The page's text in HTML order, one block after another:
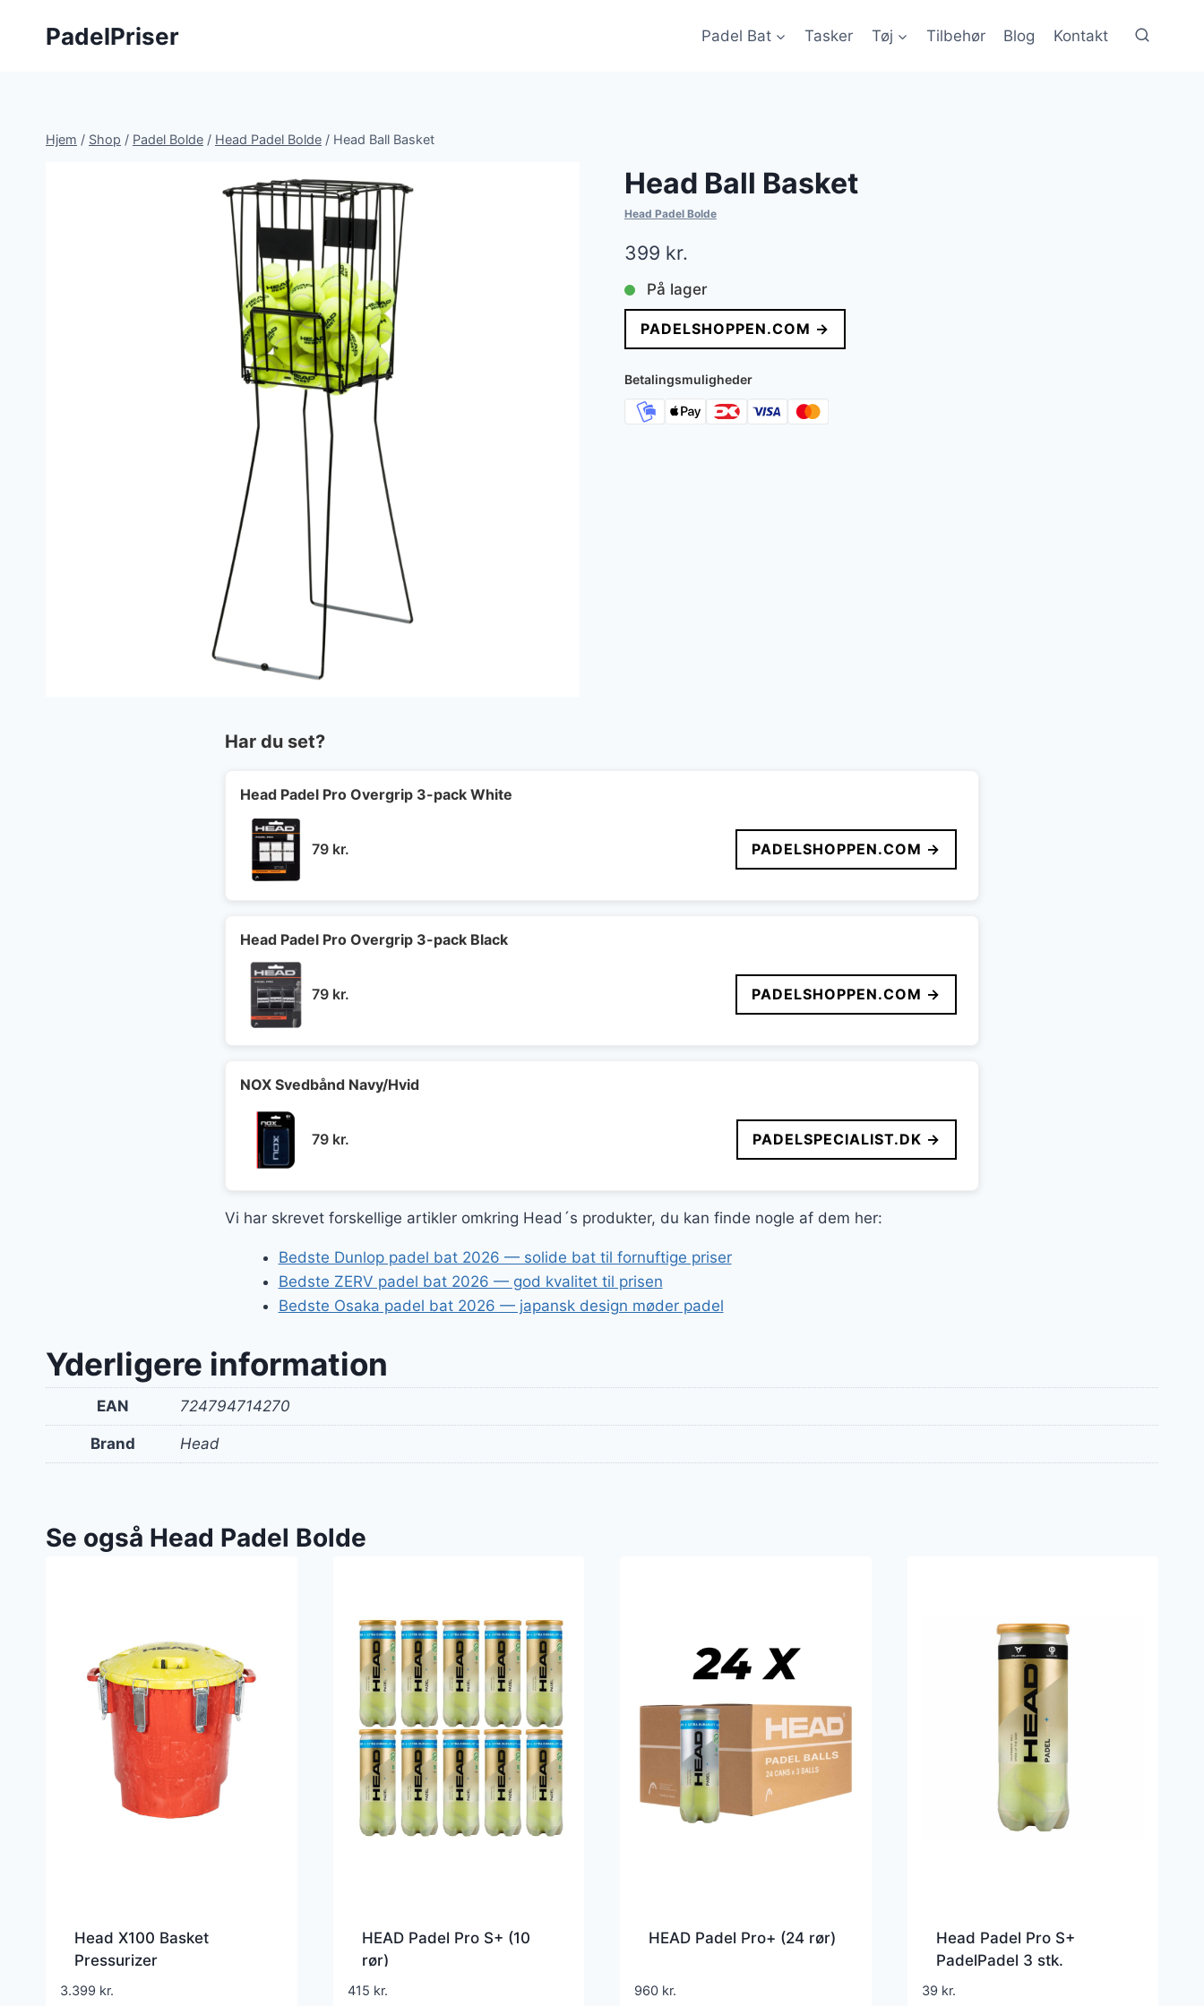
PadelPriser Padel Bat Tasker Tøj Tilbehør Blog Kontakt
Hjem / Shop / Padel Bolde / Head Padel Bolde / Head Ball Basket
Head Ball Basket
Head Padel Bolde
399 kr.
På lager
PADELSHOPPEN.COM →
Betalingsmuligheder
Har du set?
Head Padel Pro Overgrip 3-pack White
79 kr. PADELSHOPPEN.COM →
Head Padel Pro Overgrip 3-pack Black
79 kr. PADELSHOPPEN.COM →
NOX Svedbånd Navy/Hvid
79 kr. PADELSPECIALIST.DK →
Vi har skrevet forskellige artikler omkring Head´s produkter, du kan finde nogle af dem her:
Bedste Dunlop padel bat 2026 — solide bat til fornuftige priser
Bedste ZERV padel bat 2026 — god kvalitet til prisen
Bedste Osaka padel bat 2026 — japansk design møder padel
Yderligere information
EAN 724794714270
Brand Head
Se også Head Padel Bolde
Head X100 Basket
Pressurizer
3.399 kr.
HEAD Padel Pro S+ (10
rør)
415 kr.
HEAD Padel Pro+ (24 rør)
960 kr.
Head Padel Pro S+
PadelPadel 3 stk.
39 kr.